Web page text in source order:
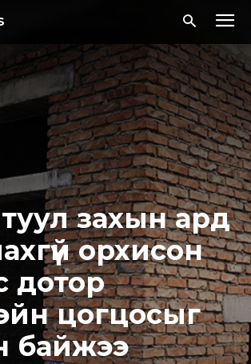
захын ард
орхисон
дотор
цогцocыг
байжээ